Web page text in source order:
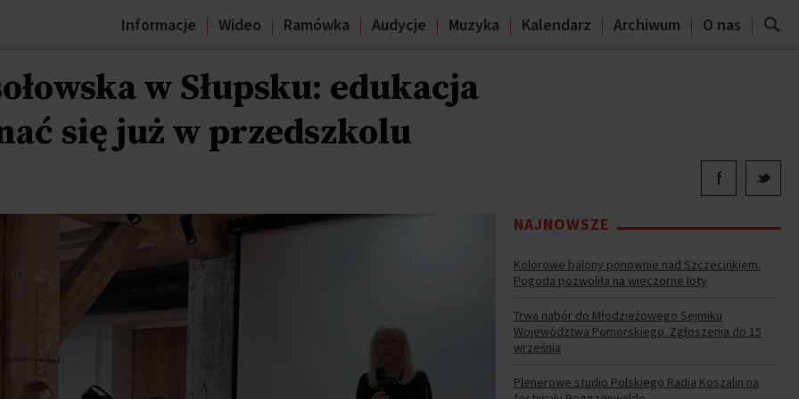
Informacje Wideo Ramówka Audycje Muzyka Kalendarz Archiwum O nas
w Słupsku: edukacja
się już w przedszkolu
NAJNOWSZE
Kolorowe balony ponownie nad Szczecinkiem.
Pogoda pozwoliła na wieczorne loty
Trwa nabór do Młodzieżowego Sejmiku
Województwa Pomorskiego. Zgłoszenia do 15
września
Plenerowe studio Polskiego Radia Koszalin na